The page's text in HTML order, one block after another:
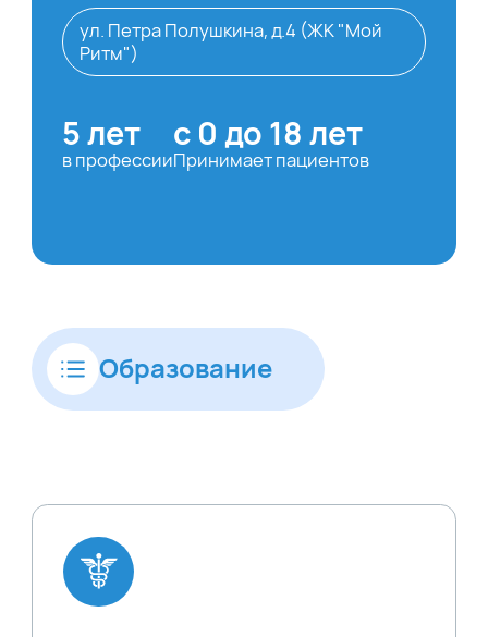
ул. Петра Полушкина, д.4 (ЖК "Мой
Ритм")
5 лет
в профессии
с 0 до 18 лет
Принимает пациентов
Образование